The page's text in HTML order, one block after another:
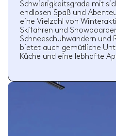
Schwierigkeitsgrade mit
endlosen Spaß und
eine Vielzahl von
Skifahren und
Schneeschuhwandern und
bietet auch gemütliche
Küche und eine lebhafte